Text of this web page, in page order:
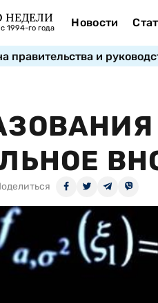
НЕДЕЛИ
1994-го года Новости
правительства и